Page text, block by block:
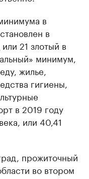
в
в
21 злотый в
минимум,
жилье,
гигиены,
в 2019 году
или 40,41
прожиточный
во втором